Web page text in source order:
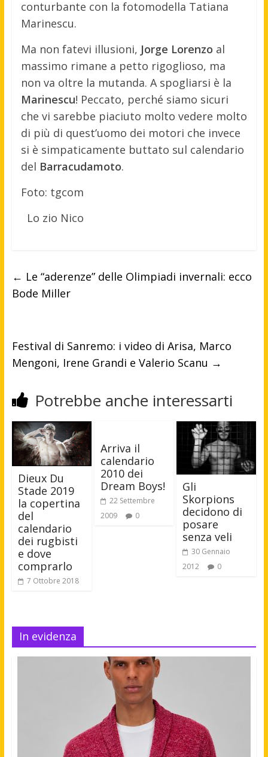
conturbante con la fotomodella Tatiana
Marinescu.
Ma non fatevi illusioni, Jorge Lorenzo al
massimo rimane a petto rigoglioso, ma
non va oltre la mutanda. A spogliarsi è la
Marinescu! Peccato, perché siamo sicuri
che vi sarebbe piaciuto molto vedere molto
di più di quest’uomo dei motori che invece
si è simpaticamente buttato sul calendario
del Barracudamoto.
Foto: tgcom
Lo zio Nico
← Le “aderenze” delle Olimpiadi invernali: ecco
Bode Miller
Festival di Sanremo: i video di Arisa, Marco
Mengoni, Irene Grandi e Valerio Scanu →
Potrebbe anche interessarti
Dieux Du
Stade 2019
la copertina
del
calendario
dei rugbisti
e dove
comprarlo
7 Ottobre 2018
Arriva il
calendario
2010 dei
Dream Boys!
22 Settembre
2009
0
Gli
Skorpions
decidono di
posare
senza veli
30 Gennaio
2012
0
In evidenza